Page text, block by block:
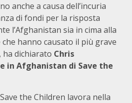
anche a causa dell’incuria
di fondi per la risposta
l’Afghanistan sia in cima alla
hanno causato il più grave
ha dichiarato Chris
in Afghanistan di Save the
the Children lavora nella